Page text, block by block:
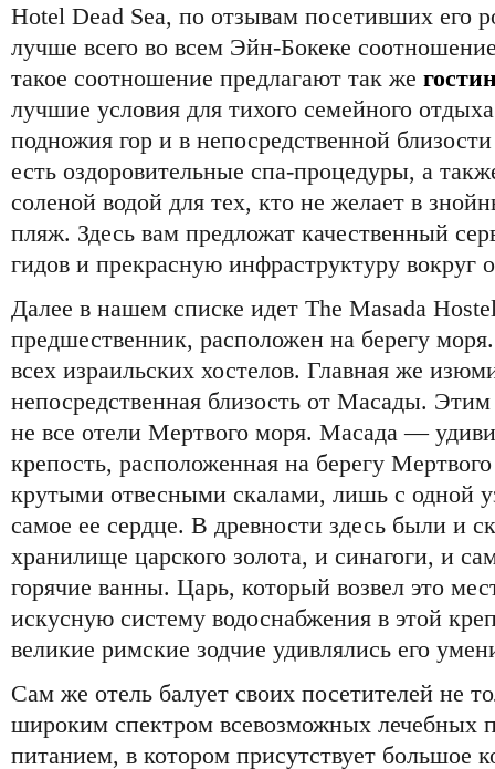
Hotel Dead Sea, по отзывам посетивших его
лучше всего во всем Эйн-Бокеке
такое соотношение предлагают так же
лучшие условия для тихого семейного
подножия гор и в непосредственной
есть оздоровительные спа-процедуры, а
соленой водой для тех, кто не желает в
пляж. Здесь вам предложат качественный
гидов и прекрасную инфраструктуру вокруг
Далее в нашем списке идет The Masada
предшественник, расположен на берегу
всех израильских хостелов. Главная же
непосредственная близость от Масады. Этим
не все отели Мертвого моря. Масада —
крепость, расположенная на берегу
крутыми отвесными скалами, лишь с одной
самое ее сердце. В древности здесь были и
хранилище царского золота, и синагоги, и
горячие ванны. Царь, который возвел это
искусную систему водоснабжения в этой
великие римские зодчие удивлялись его
Сам же отель балует своих посетителей не
широким спектром всевозможных лечебных
питанием, в котором присутствует большое